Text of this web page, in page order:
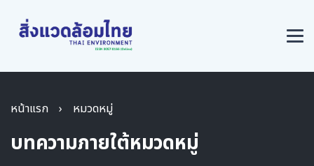
หน้าแรก › หมวดหมู่
บทความภายใต้หมวดหมู่